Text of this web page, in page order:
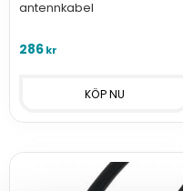
antennkabel
286kr